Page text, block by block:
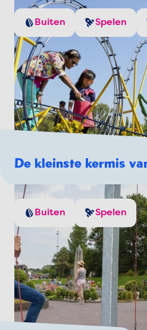
De kleinste kermis
Buiten Spelen
Buiten Spelen